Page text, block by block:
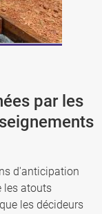
par les
d'anticipation
les atouts
les décideurs